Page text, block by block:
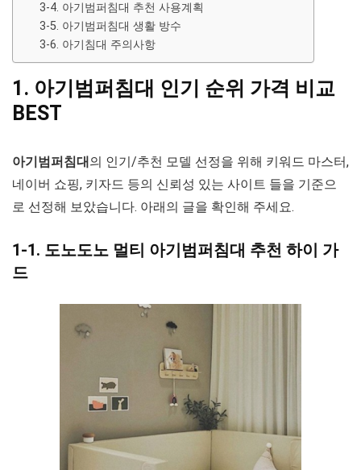
3-4. 아기범퍼침대 추천 사용계획
3-5. 아기범퍼침대 생활 방수
3-6. 아기침대 주의사항
1. 아기범퍼침대 인기 순위 가격 비교
BEST
아기범퍼침대의 인기/추천 모델 선정을 위해 키워드 마스터,
네이버 쇼핑, 키자드 등의 신뢰성 있는 사이트 들을 기준으
로 선정해 보았습니다. 아래의 글을 확인해 주세요.
1-1. 도노도노 멀티 아기범퍼침대 추천 하이 가
드